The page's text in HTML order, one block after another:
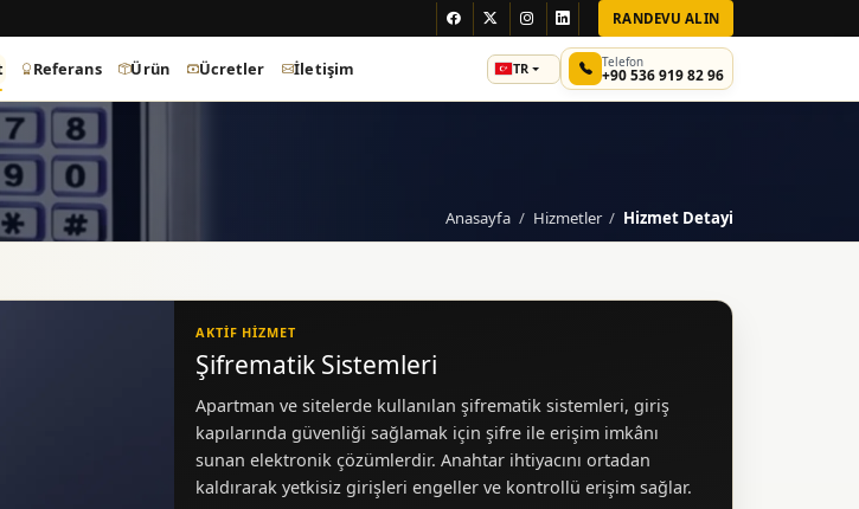
RANDEVU ALIN
Referans Ürün Ücretler İletişim TR Telefon
+90 536 919 82 96
Anasayfa Hizmetler Hizmet Detayi
AKTIF HIZMET
Şifrematik Sistemleri
Apartman ve sitelerde kullanılan şifrematik sistemleri, giriş
kapılarında güvenliği sağlamak için şifre ile erişim imkânı
sunan elektronik çözümlerdir. Anahtar ihtiyacını ortadan
kaldırarak yetkisiz girişleri engeller ve kontrollü erişim sağlar.